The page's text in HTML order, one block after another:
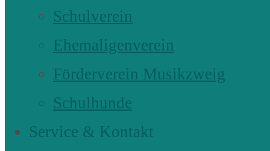
Schulverein
Ehemaligenverein
Förderverein Musikzweig
Schulhunde
Service & Kontakt